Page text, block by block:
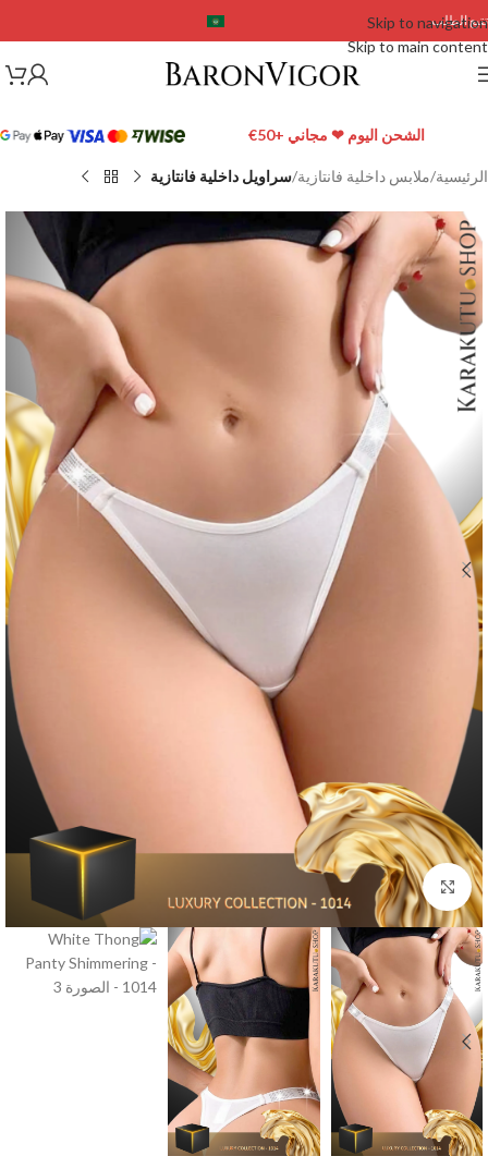
Skip to navigation
Skip to main content
تتبع الطلب
الشحن اليوم ❤ مجاني +50€
الرئيسية ملابس داخلية فانتازية سراويل داخلية فانتازية
Click to enlarge